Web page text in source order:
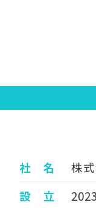
社 名
株
設 立